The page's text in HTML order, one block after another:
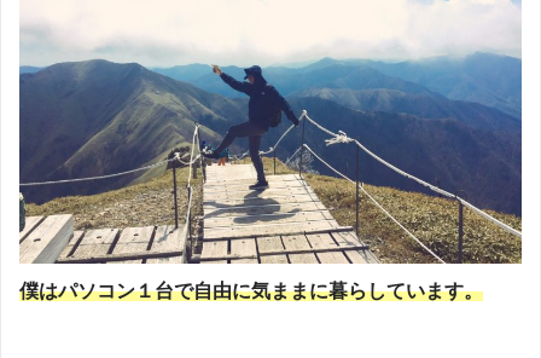
僕はパソコン１台で自由に気ままに暮らしています。